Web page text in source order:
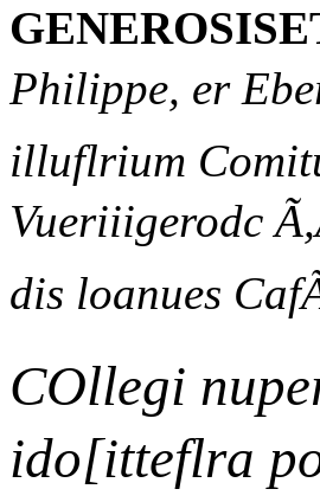
Philippe, er
illuflrium
Vueriiigerodc
dis loanues
COllegi
ido[itteflra